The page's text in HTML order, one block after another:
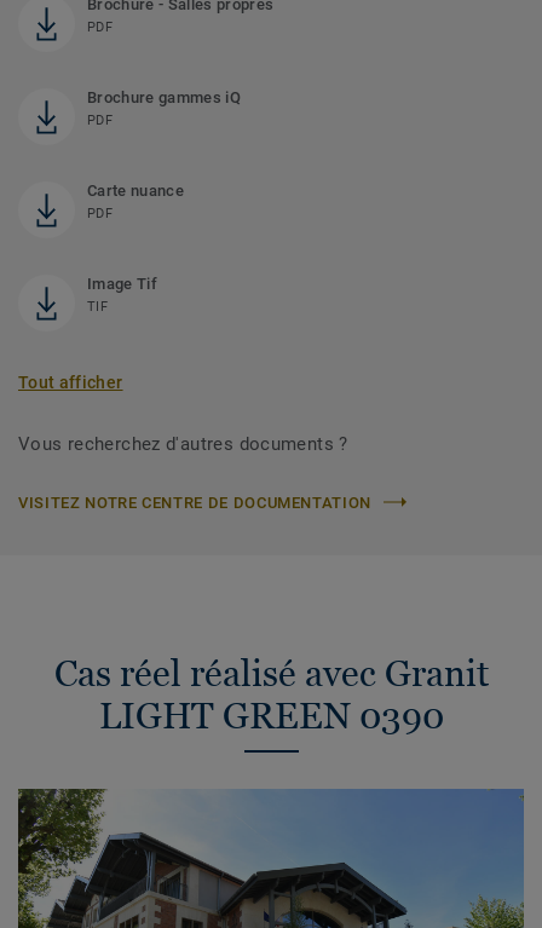
Brochure - Salles propres
PDF
Brochure gammes iQ
PDF
Carte nuance
PDF
Image Tif
TIF
Tout afficher
Vous recherchez d'autres documents ?
VISITEZ NOTRE CENTRE DE DOCUMENTATION
Cas réel réalisé avec Granit
LIGHT GREEN 0390